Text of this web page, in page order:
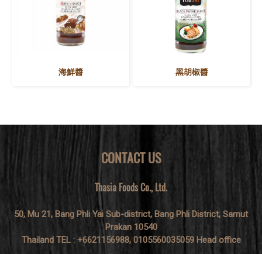
海鮮醬 黑胡椒醬
CONTACT US
Thasia Foods Co., Ltd.
50, Mu 21, Bang Phli Yai Sub-district, Bang Phli District, Samut
Prakan 10540
Thailand TEL : +6621156988, 0105560035059 Head office